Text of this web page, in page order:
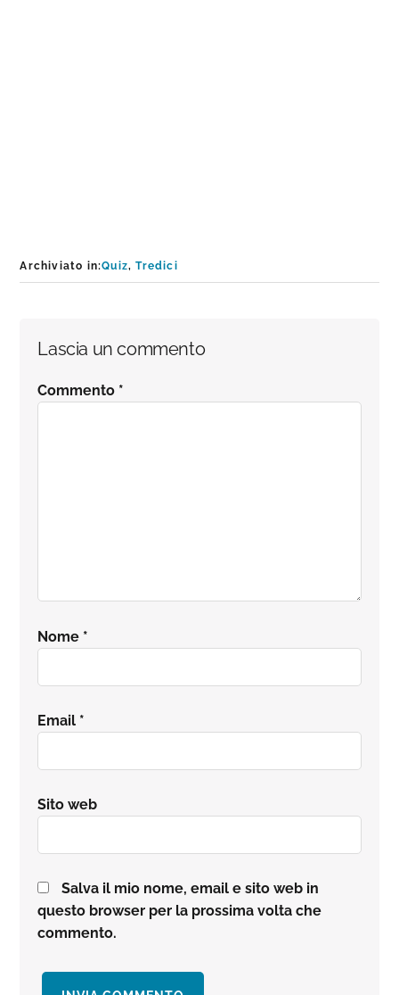
Archiviato in:Quiz,Tredici
Interazioni
del
Lascia un commento
Commento *
Nome *
Email *
Sito web
Salva il mio nome, email e sito web in
questo browser per la prossima volta che
commento.